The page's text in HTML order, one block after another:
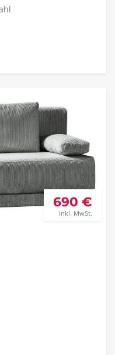
690 €
inkl. MwSt.